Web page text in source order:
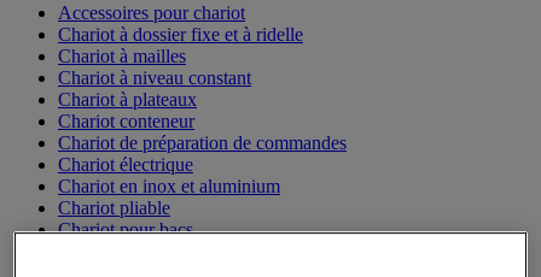
Accessoires pour chariot
Chariot à dossier fixe et à ridelle
Chariot à mailles
Chariot à niveau constant
Chariot à plateaux
Chariot conteneur
Chariot de préparation de commandes
Chariot électrique
Chariot en inox et aluminium
Chariot pliable
Chariot pour bacs